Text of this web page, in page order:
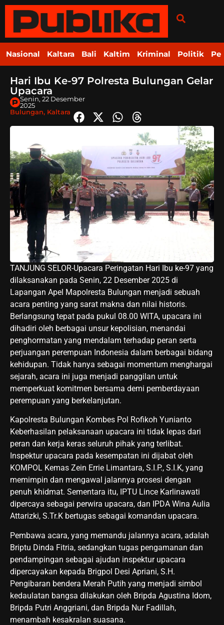
Nasional Kaltara Bali Kaltim Kriminal Politik
Hari Ibu Ke-97 Polresta Bulungan Gelar
Upacara
Senin, 22 Desember
2025
Bulungan, Kaltara
TANJUNG SELOR-Upacara Peringatan Hari Ibu ke-97 yang
dilaksanakan pada Senin, 22 Desember 2025 di
Lapangan Apel Mapolresta Bulungan menjadi sebuah
acara penting yang sarat makna dan nilai historis.
Berlangsung tepat pada pukul 08.00 WITA, upacara ini
dihadiri oleh berbagai unsur kepolisian, menandai
penghormatan yang mendalam terhadap peran serta
perjuangan perempuan Indonesia dalam berbagai bidang
kehidupan. Tidak hanya sebagai momentum menghargai
sejarah, acara ini juga menjadi panggilan untuk
memperkuat komitmen bersama demi pemberdayaan
perempuan yang berkelanjutan.
Kapolresta Bulungan Kombes Pol Rofikoh Yunianto
Keberhasilan pelaksanaan upacara ini tidak lepas dari
peran dan kerja keras seluruh pihak yang terlibat.
Inspektur upacara pada kesempatan ini dijabat oleh
KOMPOL Kemas Zein Errie Limantara, S.I.P., S.I.K, yang
memimpin dan mengawal jalannya prosesi dengan
penuh khidmat. Sementara itu, IPTU Lince Karlinawati
dipercaya sebagai perwira upacara, dan IPDA Wina Aulia
Attarizki, S.Tr.K bertugas sebagai komandan upacara.
Pembawa acara, yang memandu jalannya acara, adalah
Briptu Dinda Fitria, sedangkan tugas pengamanan dan
pendampingan sebagai ajudan inspektur upacara
dipercayakan kepada Brigpol Desi Apriani, S.H.
Pengibaran bendera Merah Putih yang menjadi simbol
kedaulatan bangsa dilakukan oleh Bripda Agustina Idom,
Bripda Putri Anggriani, dan Bripda Nur Fadillah,
menambah kesakralan suasana.